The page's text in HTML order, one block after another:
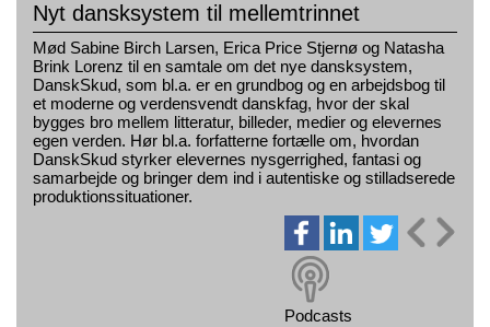
Nyt dansksystem til mellemtrinnet
Mød Sabine Birch Larsen, Erica Price Stjernø og Natasha
Brink Lorenz til en samtale om det nye dansksystem,
DanskSkud, som bl.a. er en grundbog og en arbejdsbog til
et moderne og verdensvendt danskfag, hvor der skal
bygges bro mellem litteratur, billeder, medier og elevernes
egen verden. Hør bl.a. forfatterne fortælle om, hvordan
DanskSkud styrker elevernes nysgerrighed, fantasi og
samarbejde og bringer dem ind i autentiske og stilladserede
produktionssituationer.
Podcasts